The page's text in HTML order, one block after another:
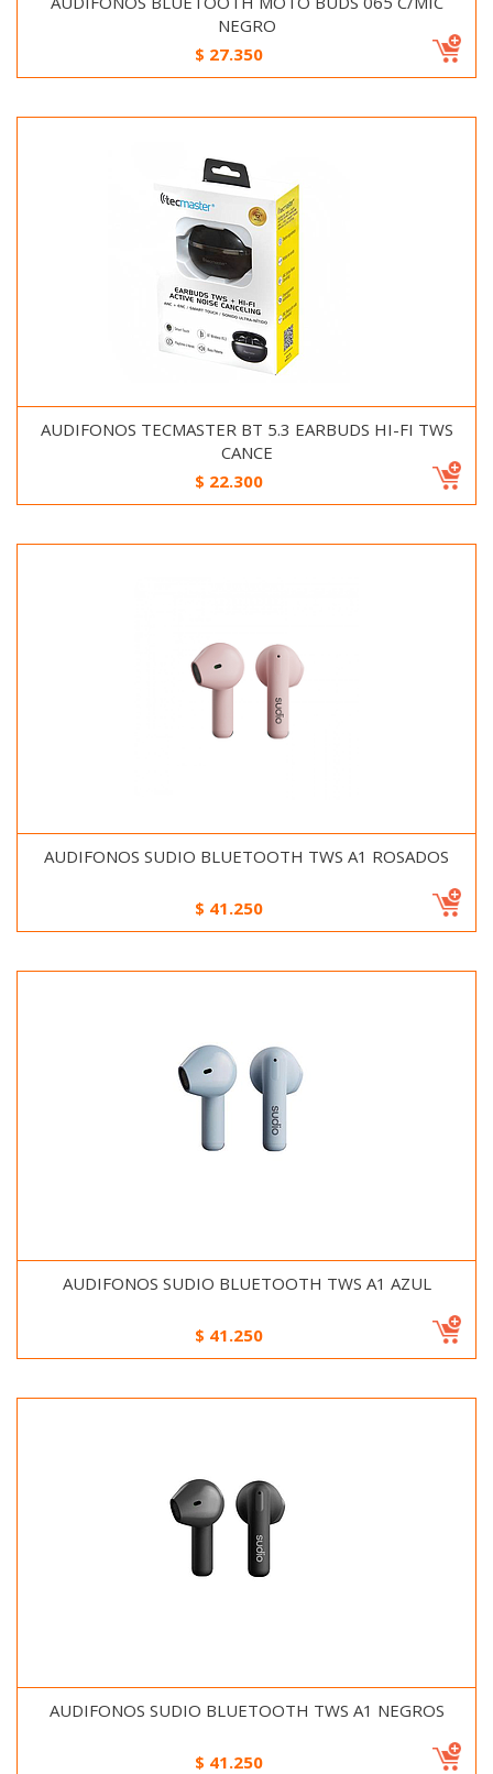
NEGRO
$ 27.350
AUDIFONOS TECMASTER BT 5.3 EARBUDS HI-FI TWS
CANCE
$ 22.300
AUDIFONOS SUDIO BLUETOOTH TWS A1 ROSADOS
$ 41.250
AUDIFONOS SUDIO BLUETOOTH TWS A1 AZUL
$ 41.250
AUDIFONOS SUDIO BLUETOOTH TWS A1 NEGROS
$ 41.250